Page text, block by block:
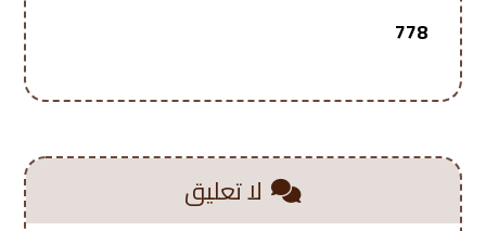
778
لا تعليق